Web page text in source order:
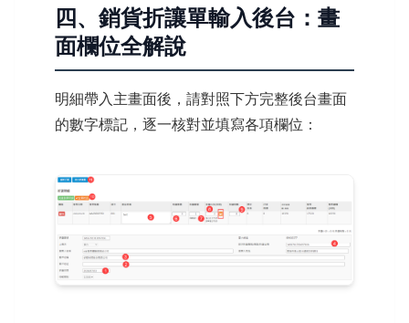
四、銷貨折讓單輸入後台：畫
面欄位全解說
明細帶入主畫面後，請對照下方完整後台畫面
的數字標記，逐一核對並填寫各項欄位：